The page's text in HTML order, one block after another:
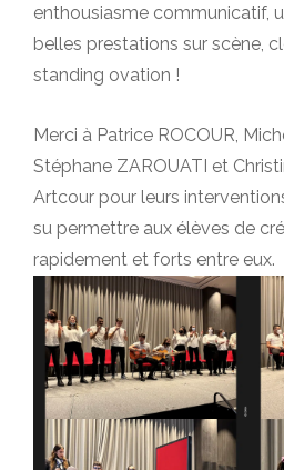
enthousiasme communicatif,
belles prestations sur scène,
standing ovation !
Merci à Patrice ROCOUR,
Stéphane ZAROUATI et
Artcour pour leurs
su permettre aux élèves de
rapidement et forts entre eux.